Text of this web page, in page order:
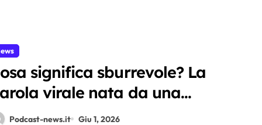
significa sburrevole? La
virale nata da una
di carbonara
Podcast-news.it Giu 1, 2026